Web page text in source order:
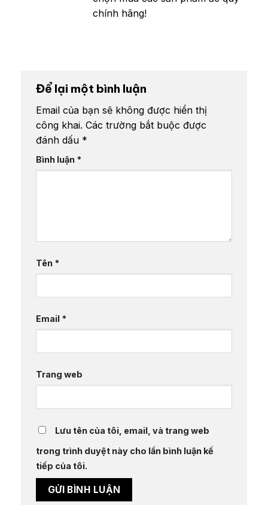
chính hãng!
Để lại một bình luận
Email của bạn sẽ không được hiển thị
công khai. Các trường bắt buộc được
đánh dấu *
Bình luận *
Tên *
Email *
Trang web
Lưu tên của tôi, email, và trang web
trong trình duyệt này cho lần bình luận kế
tiếp của tôi.